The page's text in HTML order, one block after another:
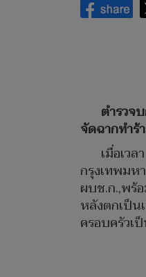
ตำรวจ
จัดฉากทำร้
เมื่อเว
กรุงเทพมห
ผบช.ก.,พร้
หลังตกเป็น
ครอบครัวเ